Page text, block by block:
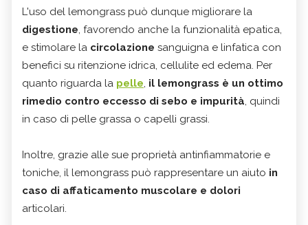
L'uso del lemongrass può dunque migliorare la
digestione, favorendo anche la funzionalità epatica,
e stimolare la circolazione sanguigna e linfatica con
benefici su ritenzione idrica, cellulite ed edema. Per
quanto riguarda la pelle, il lemongrass è un ottimo
rimedio contro eccesso di sebo e impurità, quindi
in caso di pelle grassa o capelli grassi.
Inoltre, grazie alle sue proprietà antinfiammatorie e
toniche, il lemongrass può rappresentare un aiuto in
caso di affaticamento muscolare e dolori
articolari.